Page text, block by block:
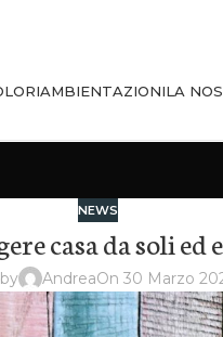
AMBIENTAZIONILA
NEWS
casa da soli
AndreaOn 30 Marzo